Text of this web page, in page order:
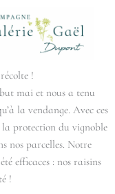
!
mai et nous a tenu
la vendange. Avec ces
protection du vignoble
nos parcelles. Notre
efficaces : nos raisins
!